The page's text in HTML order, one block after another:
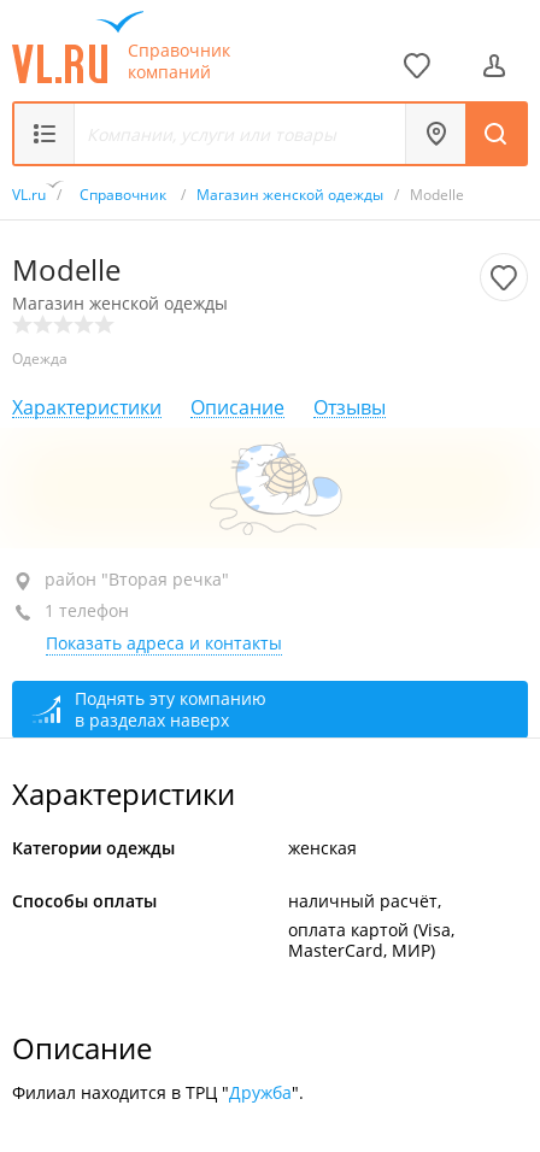
Справочник
компаний
VL.ru / Справочник / Магазин женской одежды / Modelle
Modelle
Магазин женской одежды
Одежда
Характеристики Описание Отзывы
район "Вторая речка", ул. Русская, 2К
ТРЦ "Дружба", 3-й этаж, бут. 313
+7 914 791-09-33
закрыто, откроется в 10:00
район "Вторая речка"
1 телефон
Показать адреса и контакты
Поднять эту компанию
в разделах наверх
Характеристики
Категории одежды женская
Способы оплаты
наличный расчёт
оплата картой (Visa,
MasterCard, МИР)
Описание
Филиал находится в ТРЦ "Дружба".